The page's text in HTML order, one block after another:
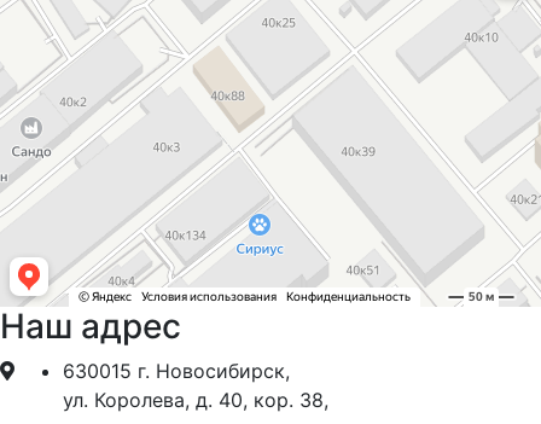
Наш адрес
630015 г. Новосибирск,
ул. Королева, д. 40, кор. 38,